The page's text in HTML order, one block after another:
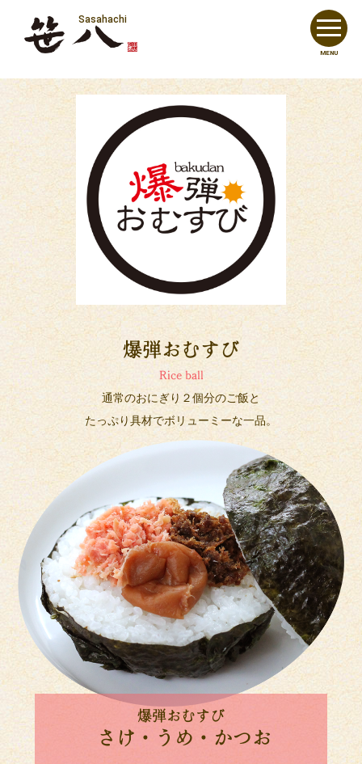
Sasahachi
MENU
爆弾おむすび
Rice ball
通常のおにぎり２個分のご飯と
たっぷり具材でボリューミーな一品。
爆弾おむすび
さけ・うめ・かつお